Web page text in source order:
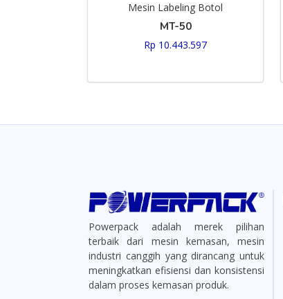
Mesin Labeling Botol
MT-50
Rp 10.443.597
Powerpack adalah merek pilihan
terbaik dari mesin kemasan, mesin
industri canggih yang dirancang untuk
meningkatkan efisiensi dan konsistensi
dalam proses kemasan produk.